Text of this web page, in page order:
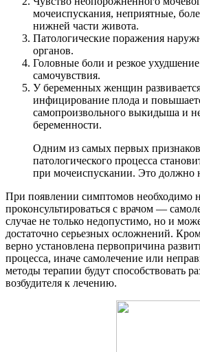
мочеиспускания, неприятные,
нижней части живота.
Патологические поражения
органов.
Головные боли и резкое
самочувствия.
У беременных женщин
инфицирование плода и
самопроизвольного выкидыша и
беременности.
Одним из самых первых признаков
патологического процесса
при мочеиспускании. Это должно
При появлении симптомов необходимо
проконсультироваться с врачом —
случае не только недопустимо, но и
достаточно серьезных осложнений.
верно установлена первопричина
процесса, иначе самолечение или
методы терапии будут способствовать
возбудителя к лечению.